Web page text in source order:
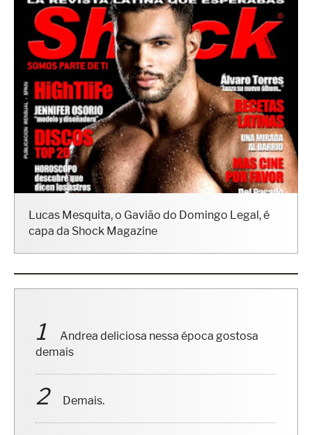
Lucas Mesquita, o Gavião do Domingo Legal, é
capa da Shock Magazine
Andrea deliciosa nessa época gostosa
demais
Demais.